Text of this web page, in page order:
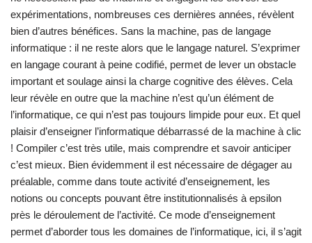
expérimentations, nombreuses ces dernières années, révèlent
bien d’autres bénéfices. Sans la machine, pas de langage
informatique : il ne reste alors que le langage naturel. S’exprimer
en langage courant à peine codifié, permet de lever un obstacle
important et soulage ainsi la charge cognitive des élèves. Cela
leur révèle en outre que la machine n’est qu’un élément de
l’informatique, ce qui n’est pas toujours limpide pour eux. Et quel
plaisir d’enseigner l’informatique débarrassé de la machine à clic
! Compiler c’est très utile, mais comprendre et savoir anticiper
c’est mieux. Bien évidemment il est nécessaire de dégager au
préalable, comme dans toute activité d’enseignement, les
notions ou concepts pouvant être institutionnalisés à epsilon
près le déroulement de l’activité. Ce mode d’enseignement
permet d’aborder tous les domaines de l’informatique, ici, il s’agit